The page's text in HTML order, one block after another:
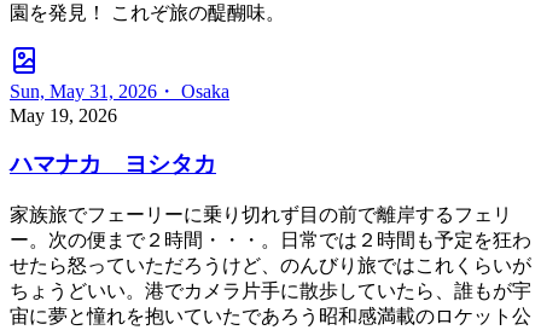
園を発見！ これぞ旅の醍醐味。
Sun, May 31, 2026・ Osaka
May 19, 2026
ハマナカ ヨシタカ
家族旅でフェーリーに乗り切れず目の前で離岸するフェリ
ー。次の便まで２時間・・・。日常では２時間も予定を狂わ
せたら怒っていただろうけど、のんびり旅ではこれくらいが
ちょうどいい。港でカメラ片手に散歩していたら、誰もが宇
宙に夢と憧れを抱いていたであろう昭和感満載のロケット公